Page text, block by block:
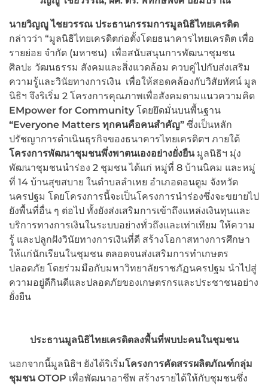
นายวิญญู ไชยวรรณ ประธานกรรมการมูลนิธิไทยเครดิต
กล่าวว่า “มูลนิธิไทยเครดิตก่อตั้งโดยธนาคารไทยเครดิต เพื่อ
รายย่อย จำกัด (มหาชน) เพื่อสนับสนุนการพัฒนาชุมชน
ศิลปะ วัฒนธรรม สังคมและสิ่งแวดล้อม ควบคู่ไปกับส่งเสริม
ความรู้และวินัยทางการเงิน เพื่อให้สอดคล้องกับวิสัยทัศน์ มูล
นิธิฯ จึงริเริ่ม 2 โครงการคุณภาพเพื่อสังคมตามแนวความคิด
EMpower for Community โดยยึดมั่นบนพื้นฐาน
“Everyone Matters ทุกคนคือคนสำคัญ” ซึ่งเป็นหลัก
ปรัชญาการดำเนินธุรกิจของธนาคารไทยเครดิตฯ ภายใต้
โครงการพัฒนาชุมชนพึ่งพาตนเองอย่างยั่งยืนมูลนิธิฯ มุ่ง
พัฒนาชุมชนนำร่อง 2 ชุมชน ได้แก่ หมู่ที่ 8 บ้านนิคม และหมู่
ที่ 14 บ้านสุขสบาย ในตำบลลำเหย อำเภอดอนตูม จังหวัด
นครปฐม โดยโครงการนี้จะเป็นโครงการนำร่องซึ่งจะขยายไป
ยังพื้นที่อื่น ๆ ต่อไป ทั้งยังส่งเสริมการเข้าถึงแหล่งเงินทุนและ
บริการทางการเงินในระบบอย่างทั่วถึงและเท่าเทียม ให้ความ
รู้ และปลูกฝังวินัยทางการเงินที่ดี สร้างโอกาสทางการศึกษา
ให้แก่นักเรียนในชุมชน ตลอดจนส่งเสริมการทำเกษตร
ปลอดภัย โดยร่วมมือกับมหาวิทยาลัยราชภัฏนครปฐม นำไปสู่
ความอยู่ดีกินดีและปลอดภัยของเกษตรกรและประชาชนอย่าง
ยั่งยืน
ประธานมูลนิธิไทยเครดิตลงพื้นที่พบปะคนในชุมชน
นอกจากนี้มูลนิธิฯ ยังได้ริเริ่มโครงการคัดสรรผลิตภัณฑ์กลุ่ม
ชุมชนOTOP เพื่อพัฒนาอาชีพ สร้างรายได้ให้กับชุมชนซึ่ง